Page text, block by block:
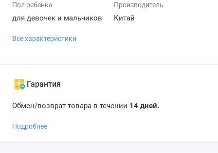
Пол ребенка
для девочек и мальчиков
Производитель
Китай
Все характеристики
Гарантия
Обмен/возврат товара в течении 14 дней.
Подробнее